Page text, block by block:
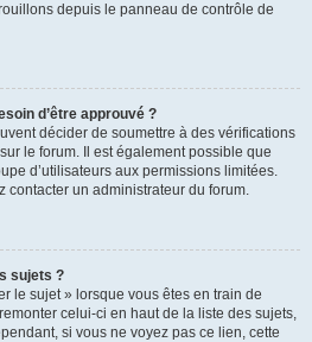
depuis le panneau de contrôle de
d’être approuvé ?
décider de soumettre à des vérifications
le forum. Il est également possible que
d’utilisateurs aux permissions limitées.
contacter un administrateur du forum.
sujets ?
le sujet » lorsque vous êtes en train de
celui-ci en haut de la liste des sujets,
si vous ne voyez pas ce lien, cette